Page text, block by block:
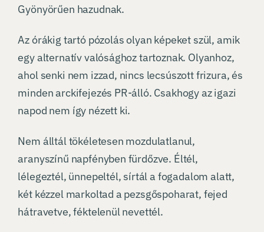
Gyönyörűen hazudnak.
Az órákig tartó pózolás olyan képeket szül, amik
egy alternatív valósághoz tartoznak. Olyanhoz,
ahol senki nem izzad, nincs lecsúszott frizura, és
minden arckifejezés PR-álló. Csakhogy az igazi
napod nem így nézett ki.
Nem álltál tökéletesen mozdulatlanul,
aranyszínű napfényben fürdőzve. Éltél,
lélegeztél, ünnepeltél, sírtál a fogadalom alatt,
két kézzel markoltad a pezsgőspoharat, fejed
hátravetve, féktelenül nevettél.